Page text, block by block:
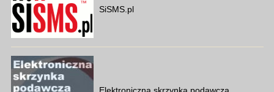
SiSMS.pl
Elektroniczna skrzynka podawcza